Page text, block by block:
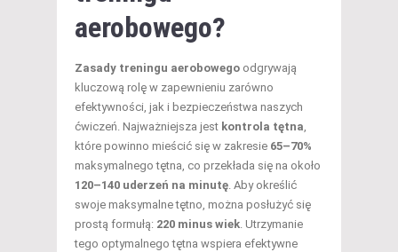
aerobowego?
Zasady treningu aerobowego odgrywają
kluczową rolę w zapewnieniu zarówno
efektywności, jak i bezpieczeństwa naszych
ćwiczeń. Najważniejsza jest kontrola tętna,
które powinno mieścić się w zakresie 65–70%
maksymalnego tętna, co przekłada się na około
120–140 uderzeń na minutę. Aby określić
swoje maksymalne tętno, można posłużyć się
prostą formułą: 220 minus wiek. Utrzymanie
tego optymalnego tętna wspiera efektywne